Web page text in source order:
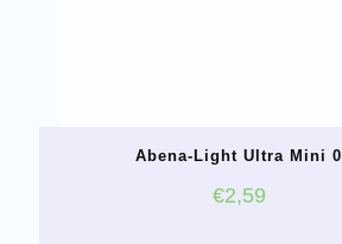
Abena-Light Ultra Mini 0
€2,59